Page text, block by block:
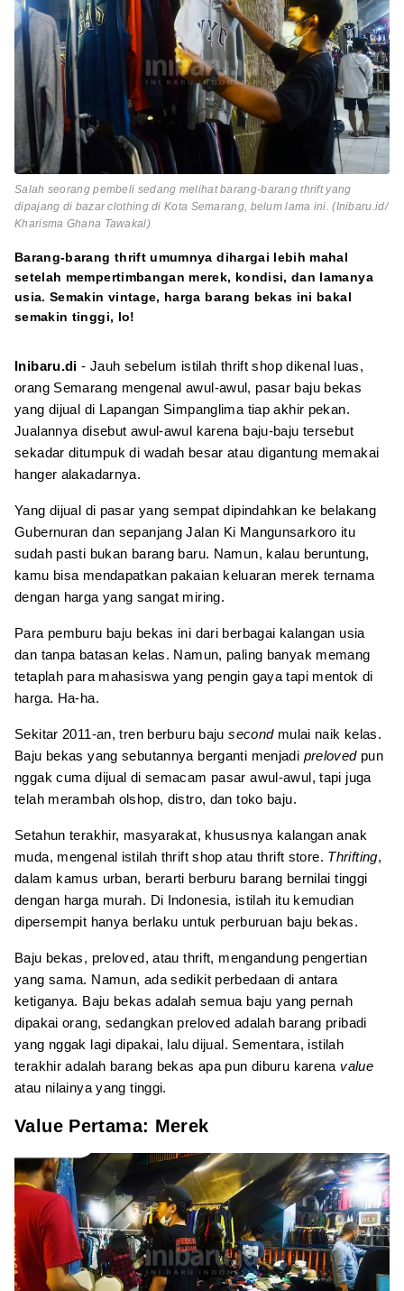
Salah seorang pembeli sedang melihat barang-barang thrift yang
dipajang di bazar clothing di Kota Semarang, belum lama ini. (Inibaru.id/
Kharisma Ghana Tawakal)
Barang-barang thrift umumnya dihargai lebih mahal
setelah mempertimbangan merek, kondisi, dan lamanya
usia. Semakin vintage, harga barang bekas ini bakal
semakin tinggi, lo!
Inibaru.di- Jauh sebelum istilah thrift shop dikenal luas,
orang Semarang mengenal awul-awul, pasar baju bekas
yang dijual di Lapangan Simpanglima tiap akhir pekan.
Jualannya disebut awul-awul karena baju-baju tersebut
sekadar ditumpuk di wadah besar atau digantung memakai
hanger alakadarnya.
Yang dijual di pasar yang sempat dipindahkan ke belakang
Gubernuran dan sepanjang Jalan Ki Mangunsarkoro itu
sudah pasti bukan barang baru. Namun, kalau beruntung,
kamu bisa mendapatkan pakaian keluaran merek ternama
dengan harga yang sangat miring.
Para pemburu baju bekas ini dari berbagai kalangan usia
dan tanpa batasan kelas. Namun, paling banyak memang
tetaplah para mahasiswa yang pengin gaya tapi mentok di
harga. Ha-ha.
Sekitar 2011-an, tren berburu bajusecond mulai naik kelas.
Baju bekas yang sebutannya berganti menjadi preloved pun
nggak cuma dijual di semacam pasar awul-awul, tapi juga
telah merambah olshop, distro, dan toko baju.
Setahun terakhir, masyarakat, khususnya kalangan anak
muda, mengenal istilah thrift shop atau thrift store. Thrifting,
dalam kamus urban, berarti berburu barang bernilai tinggi
dengan harga murah. Di Indonesia, istilah itu kemudian
dipersempit hanya berlaku untuk perburuan baju bekas.
Baju bekas, preloved, atau thrift, mengandung pengertian
yang sama. Namun, ada sedikit perbedaan di antara
ketiganya. Baju bekas adalah semua baju yang pernah
dipakai orang, sedangkan preloved adalah barang pribadi
yang nggak lagi dipakai, lalu dijual. Sementara, istilah
terakhir adalah barang bekas apa pun diburu karena value
atau nilainya yang tinggi.
Value Pertama: Merek